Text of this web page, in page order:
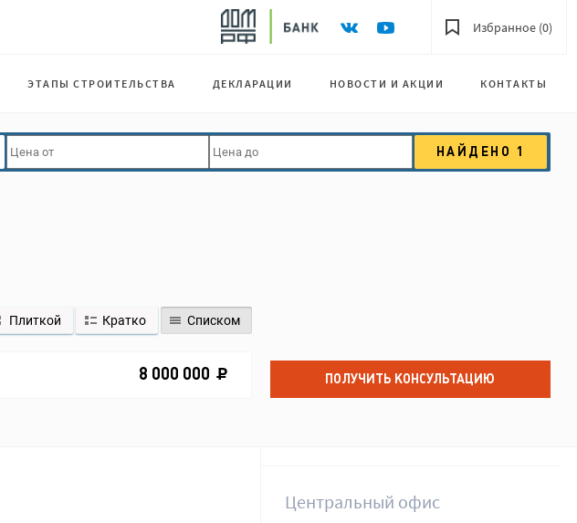
Избранное (0)
ЭТАПЫ СТРОИТЕЛЬСТВА ДЕКЛАРАЦИИ НОВОСТИ И АКЦИИ КОНТАКТЫ
НАЙДЕНО 1
Плиткой Кратко Списком
8 000 000 ПОЛУЧИТЬ КОНСУЛЬТАЦИЮ
Центральный офис